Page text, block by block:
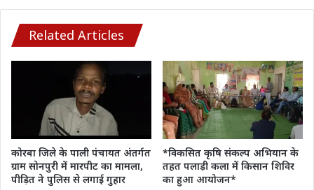
वीडियो
सोशल
मीडिया
Related Articles
कोरबा जिले के पाली पंचायत अंतर्गत
ग्राम सोनपुरी में मारपीट का मामला,
पीड़ित ने पुलिस से लगाई गुहार
*विकसित कृषि संकल्प अभियान के
तहत पलाड़ी कला में किसान शिविर
का हुआ आयोजन*